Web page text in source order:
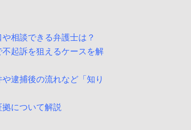
相談できる弁護士は？
起訴を狙えるケースを解
逮捕後の流れなど「知り
について解説